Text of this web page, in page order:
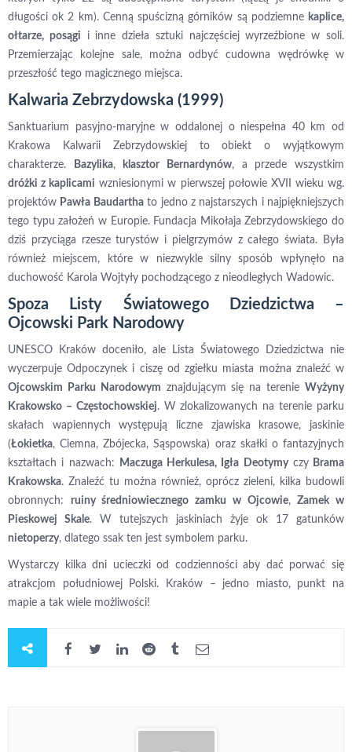
długości ok 2 km). Cenną spuścizną górników są podziemne kaplice,
ołtarze, posągi i inne dzieła sztuki najczęściej wyrzeźbione w soli.
Przemierzając kolejne sale, można odbyć cudowna wędrówkę w
przeszłość tego magicznego miejsca.
Kalwaria Zebrzydowska (1999)
Sanktuarium pasyjno-maryjne w oddalonej o niespełna 40 km od
Krakowa Kalwarii Zebrzydowskiej to obiekt o wyjątkowym
charakterze.
Bazylika, klasztor Bernardynów, a przede wszystkim
dróżki z kaplicami wzniesionymi w pierwszej połowie XVII wieku wg.
projektów Pawła Baudarthato jedno z najstarszych i najpiękniejszych
tego typu założeń w Europie. Fundacja Mikołaja Zebrzydowskiego do
dziś przyciąga rzesze turystów i pielgrzymów z całego świata. Była
również miejscem, które w niezwykle silny sposób wpłynęło na
duchowość Karola Wojtyły pochodzącego z nieodległych Wadowic.
Spoza Listy Światowego Dziedzictwa –
Ojcowski Park Narodowy
UNESCO Kraków doceniło, ale Lista Światowego Dziedzictwa nie
wyczerpuje Odpoczynek i ciszę od zgiełku miasta można znaleźć w
Ojcowskim Parku Narodowym znajdującym się na terenieWyżyny
Krakowsko – Częstochowskiej. W zlokalizowanych na terenie parku
skałach wapiennych występują liczne zjawiska krasowe, jaskinie
(Łokietka, Ciemna, Zbójecka, Sąspowska) oraz skałki o fantazyjnych
kształtach i nazwach:
Maczuga Herkulesa, Igła DeotymyczyBrama
Krakowska. Znaleźć tu można również, oprócz zieleni, kilka budowli
obronnych: ruiny średniowiecznego zamku w Ojcowie,Zamek w
Pieskowej Skale. W tutejszych jaskiniach żyje ok 17 gatunków
nietoperzy, dlatego ssak ten jest symbolem parku.
Wystarczy kilka dni ucieczki od codzienności aby dać porwać się
atrakcjom południowej Polski. Kraków – jedno miasto, punkt na
mapie a tak wiele możliwości!